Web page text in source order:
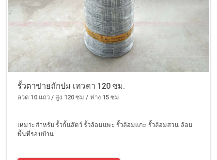
รั้วตาข่ายถักปม เทวดา 120 ซม.
ลวด 10 แถว / สูง 120 ซม / ห่าง 15 ซม
เหมาะสำหรับ รั้วกั้นสัตว์ รั้วล้อมแพะ รั้วล้อมแกะ รั้วล้อมสวน ล้อม
พื้นที่รอบบ้าน